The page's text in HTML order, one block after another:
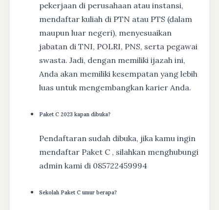
pekerjaan di perusahaan atau instansi,
mendaftar kuliah di PTN atau PTS (dalam
maupun luar negeri), menyesuaikan
jabatan di TNI, POLRI, PNS, serta pegawai
swasta. Jadi, dengan memiliki ijazah ini,
Anda akan memiliki kesempatan yang lebih
luas untuk mengembangkan karier Anda.
Paket C 2023 kapan dibuka?
Pendaftaran sudah dibuka, jika kamu ingin
mendaftar Paket C , silahkan menghubungi
admin kami di 085722459994
Sekolah Paket C umur berapa?